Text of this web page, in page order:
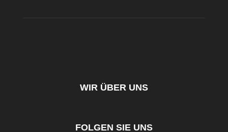
WIR ÜBER UNS
FOLGEN SIE UNS